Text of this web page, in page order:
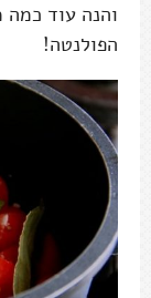
והנה עוד
הפולנטה!